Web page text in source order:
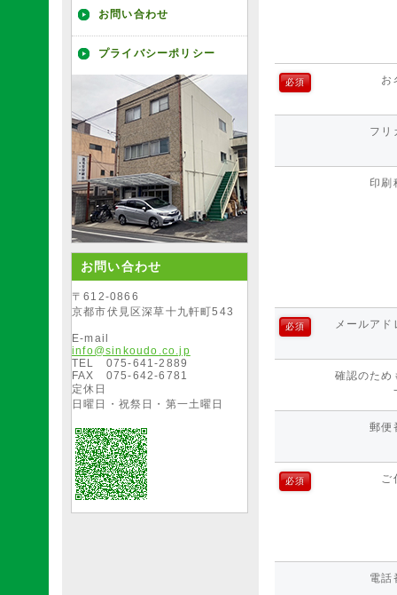
必須 お
フリ
印刷
必須 メールアド
確認のため
郵便
必須 ご
電話
お問い合わせ
プライバシーポリシー
お問い合わせ
〒612-0866
京都市伏見区深草十九軒町543
E-mail
info@sinkoudo.co.jp
TEL 075-641-2889
FAX 075-642-6781
定休日
日曜日・祝祭日・第一土曜日